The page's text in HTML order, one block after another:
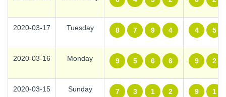
2020-03-17 Tuesday 8 7 9 4 4 5
2020-03-16 Monday 9 5 6 6 9 2
2020-03-15 Sunday 7 3 1 2 9 1